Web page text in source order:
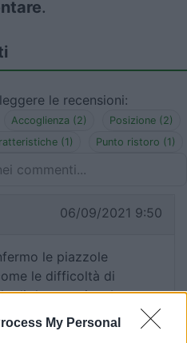
My Personal
.
le recensioni:
Accoglienza (2)
Posizione (2)
(1) Punto ristoro (1)
06/09/2021 9:50
le piazzole
le difficoltà di
di drammatico, basta un
manovra in più. In
molto bella, noi